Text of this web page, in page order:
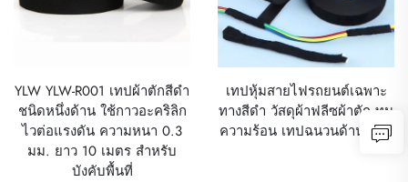
YLW YLW-R001 เทปผ้าตักสีดำ
ชนิดหนึ่งด้าน ใช้กาวอะคริลิก
ไวต่อแรงดัน ความหนา 0.3
มม. ยาว 10 เมตร สำหรับ
บังคับพื้นที่
เทปหุ้มสายไฟรถยนต์เฉพาะ
ทางสีดำ วัสดุผ้าฟลีซผ้าตัก ทน
ความร้อน เทปฉนวนด้านเดียว